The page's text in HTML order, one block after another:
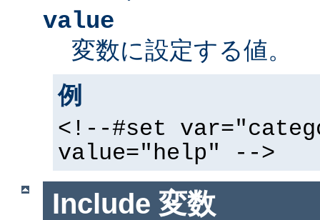
value
変数に設定する値。
例
<!--#set
value="help" -->
Include 変数